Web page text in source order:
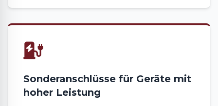
Sonderanschlüsse für Geräte mit
hoher Leistung